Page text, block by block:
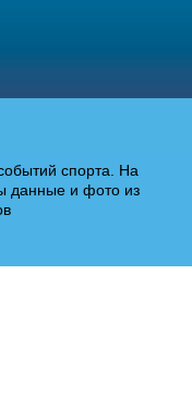
спорта. На
данные и фото из